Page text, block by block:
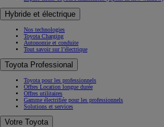
Hybride et électrique
Nos technologies
Toyota Charging
Autonomie et conduite
Tout savoir sur l’électrique
Toyota Professional
Toyota pour les professionnels
Offres Location longue durée
Offres utilitaires
Gamme électrifiée pour les professionnels
Solutions et services
Votre Toyota